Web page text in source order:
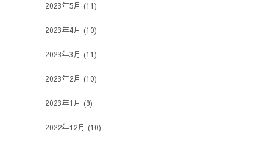
2023年5月 (11)
2023年4月 (10)
2023年3月 (11)
2023年2月 (10)
2023年1月 (9)
2022年12月 (10)